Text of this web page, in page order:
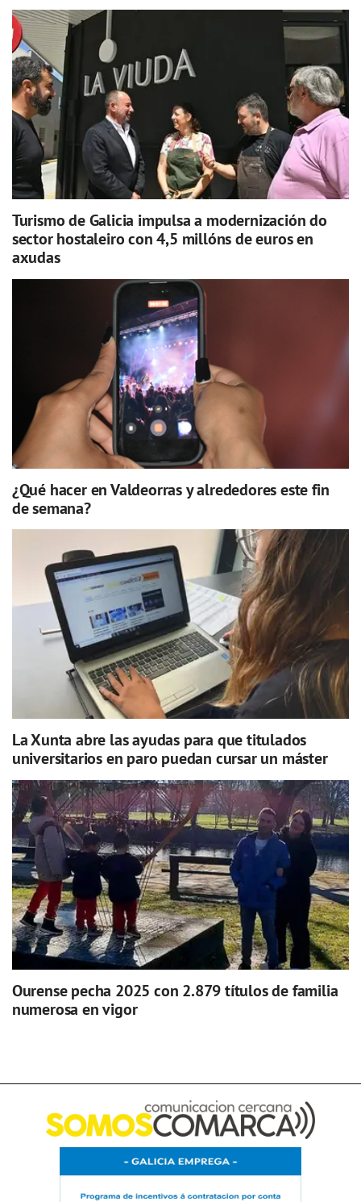
Turismo de Galicia impulsa a modernización do
sector hostaleiro con 4,5 millóns de euros en
axudas
¿Qué hacer en Valdeorras y alrededores este fin
de semana?
La Xunta abre las ayudas para que titulados
universitarios en paro puedan cursar un máster
Ourense pecha 2025 con 2.879 títulos de familia
numerosa en vigor